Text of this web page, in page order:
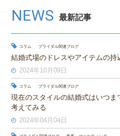
NEWS 最新記事
コラム ブライダル関連ブログ
結婚式場のドレスやアイテムの持
2024年10月09日
コラム ブライダル関連ブログ
現在のスタイルの結婚式はいつ
考えてみる
2024年04月04日